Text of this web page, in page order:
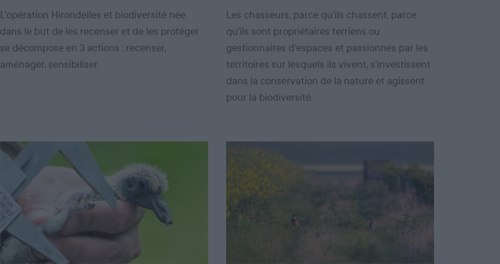
L’opération Hirondelles et biodiversité née
dans le but de les recenser et de les protéger
se décompose en 3 actions : recenser,
aménager, sensibiliser.
Les chasseurs, parce qu’ils chassent, parce
qu’ils sont propriétaires terriens ou
gestionnaires d’espaces et passionnés par les
territoires sur lesquels ils vivent, s’investissent
dans la conservation de la nature et agissent
pour la biodiversité.